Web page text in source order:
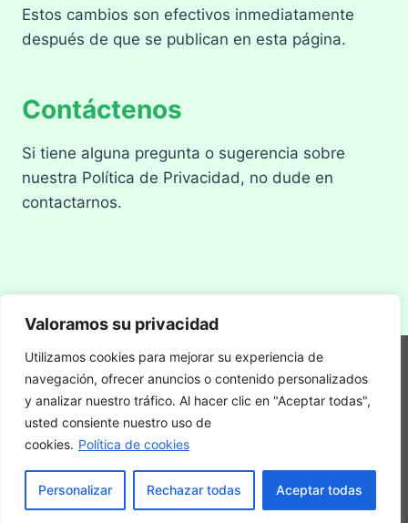
Valoramos su privacidad
Utilizamos cookies para mejorar su experiencia de
navegación, ofrecer anuncios o contenido personalizados
y analizar nuestro tráfico. Al hacer clic en "Aceptar todas",
usted consiente nuestro uso de
cookies. Política de cookies
Personalizar Rechazar todas Aceptar todas
Estos cambios son efectivos inmediatamente
después de que se publican en esta página.
Contáctenos
Si tiene alguna pregunta o sugerencia sobre
nuestra Política de Privacidad, no dude en
contactarnos.
Descargo de Responsabilidad
Política de Privacidad
Términos de Uso
Proceso Editorial
© 2018-2026 Gizigo SPANISH